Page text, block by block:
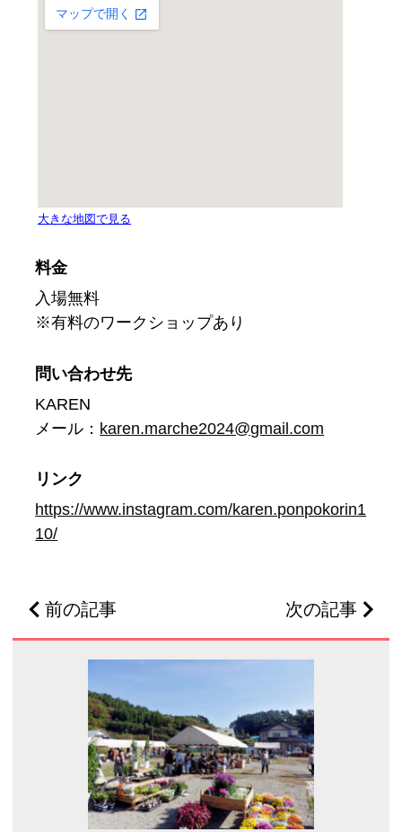
料金
入場無料
※有料のワークショップあり
問い合わせ先
KAREN
メール： karen.marche2024@gmail.com
リンク
https://www.instagram.com/karen.ponpokorin1
10/
前の記事 次の記事